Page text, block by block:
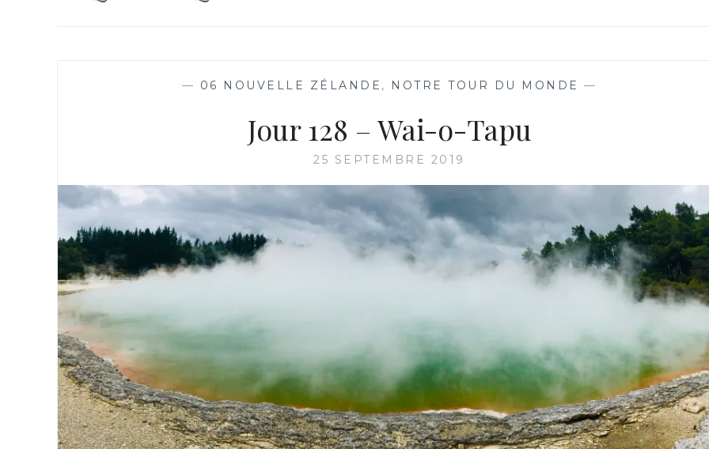
— 06 NOUVELLE ZÉLANDE , NOTRE TOUR DU MONDE —
Jour 128 – Wai-o-Tapu
25 SEPTEMBRE 2019